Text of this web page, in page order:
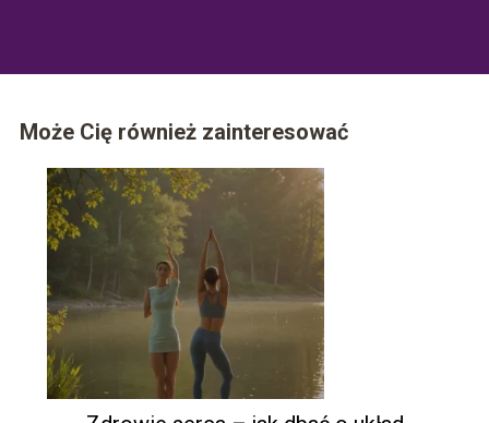
Może Cię również zainteresować